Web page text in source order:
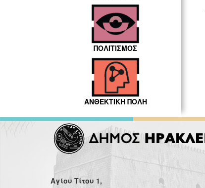
ΠΟΛΙΤΙΣΜΟΣ
ΑΝΘΕΚΤΙΚΗ ΠΟΛΗ
Αγίου Τίτου 1,